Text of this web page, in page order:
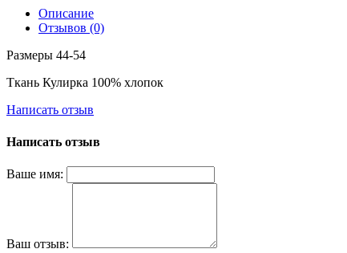
Описание
Отзывов (0)
Размеры 44-54
Ткань Кулирка 100% хлопок
Написать отзыв
Написать отзыв
Ваше имя:
Ваш отзыв: